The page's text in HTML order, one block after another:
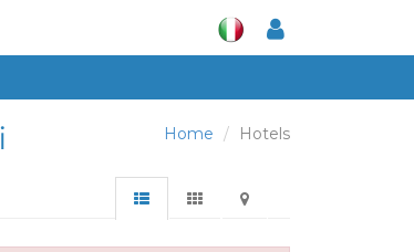
Home Hotels